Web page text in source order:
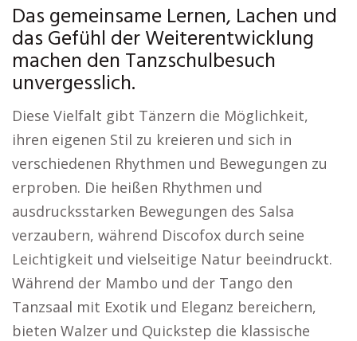
Das gemeinsame Lernen, Lachen und
das Gefühl der Weiterentwicklung
machen den Tanzschulbesuch
unvergesslich.
Diese Vielfalt gibt Tänzern die Möglichkeit,
ihren eigenen Stil zu kreieren und sich in
verschiedenen Rhythmen und Bewegungen zu
erproben. Die heißen Rhythmen und
ausdrucksstarken Bewegungen des Salsa
verzaubern, während Discofox durch seine
Leichtigkeit und vielseitige Natur beeindruckt.
Während der Mambo und der Tango den
Tanzsaal mit Exotik und Eleganz bereichern,
bieten Walzer und Quickstep die klassische